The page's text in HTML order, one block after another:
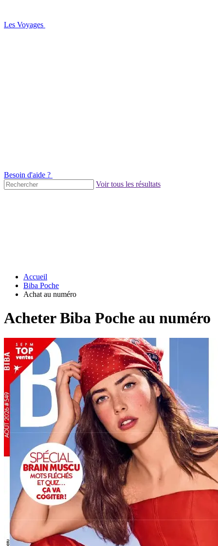
Les Voyages
Besoin d'aide ?
Voir tous les résultats
Accueil
Biba Poche
Achat au numéro
Acheter Biba Poche au numéro